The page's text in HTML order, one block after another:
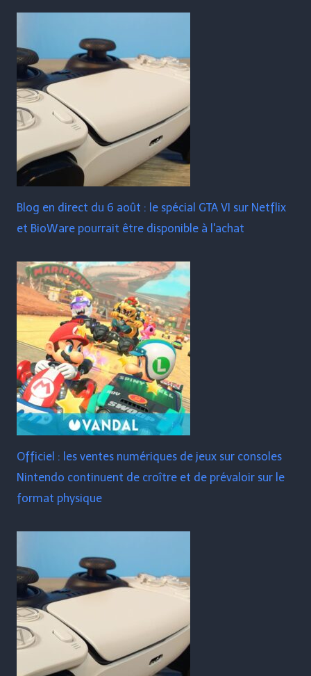
Blog en direct du 6 août : le spécial GTA VI sur Netflix
et BioWare pourrait être disponible à l'achat
Officiel : les ventes numériques de jeux sur consoles
Nintendo continuent de croître et de prévaloir sur le
format physique